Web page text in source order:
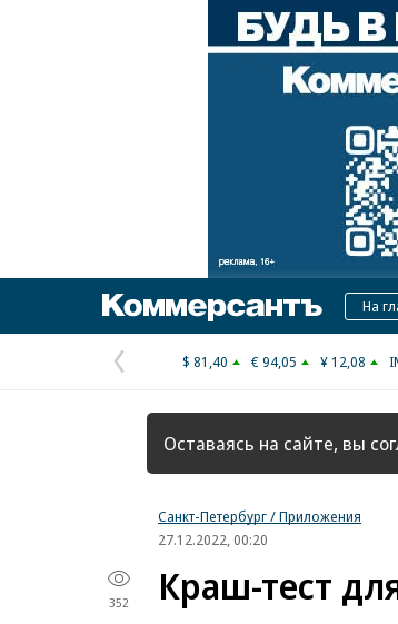
Коммерсантъ
На
Предыдущая
страница
$ 81,40 € 94,05 ¥ 12,08
Оставаясь на сайте, вы
Санкт-Петербург / Приложения
27.12.2022, 00:20
352 Краш-тест